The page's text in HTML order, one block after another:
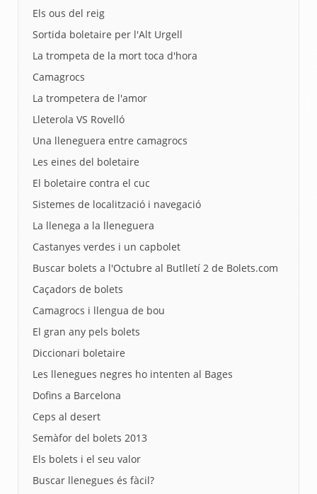
Els ous del reig
Sortida boletaire per l'Alt Urgell
La trompeta de la mort toca d'hora
Camagrocs
La trompetera de l'amor
Lleterola VS Rovelló
Una lleneguera entre camagrocs
Les eines del boletaire
El boletaire contra el cuc
Sistemes de localització i navegació
La llenega a la lleneguera
Castanyes verdes i un capbolet
Buscar bolets a l'Octubre al Butlletí 2 de Bolets.com
Caçadors de bolets
Camagrocs i llengua de bou
El gran any pels bolets
Diccionari boletaire
Les llenegues negres ho intenten al Bages
Dofins a Barcelona
Ceps al desert
Semàfor del bolets 2013
Els bolets i el seu valor
Buscar llenegues és fàcil?